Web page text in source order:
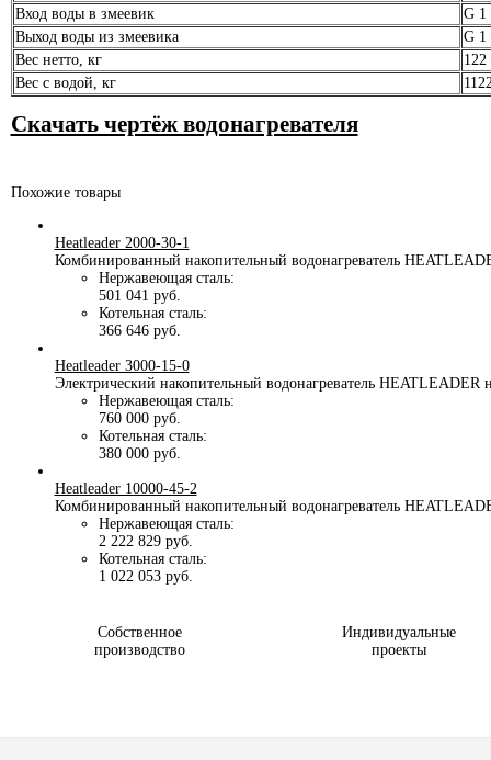
Вход воды в змеевик
G 1
Выход воды из змеевика
G 1
Вес нетто, кг
122
Вес с водой, кг
Скачать чертёж водонагревателя
Похожие товары
Heatleader 2000-30-1
Комбинированный накопительный водонагреватель
Нержавеющая сталь:
501 041 руб.
Котельная сталь:
366 646 руб.
Heatleader 3000-15-0
Электрический накопительный водонагреватель
Нержавеющая сталь:
760 000 руб.
Котельная сталь:
380 000 руб.
Heatleader 10000-45-2
Комбинированный накопительный водонагреватель
Нержавеющая сталь:
2 222 829 руб.
Котельная сталь:
1 022 053 руб.
Собственное
производство
Индивидуальные
проекты